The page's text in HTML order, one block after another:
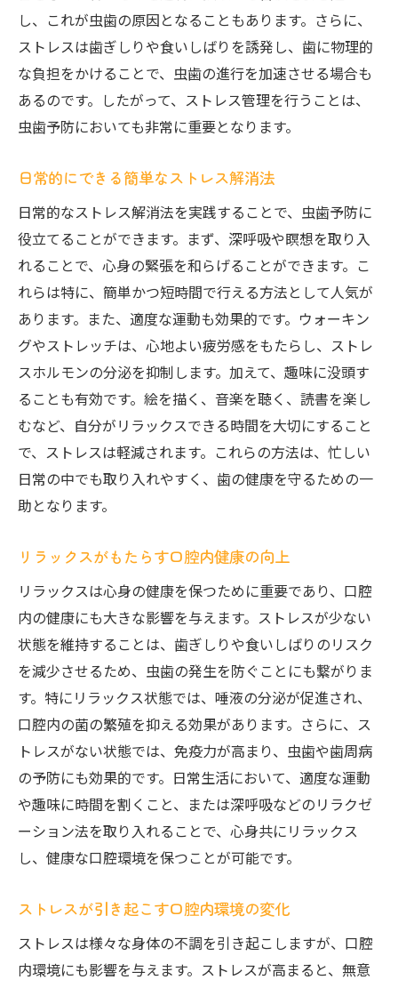
し、これが虫歯の原因となることもあります。さらに、
ストレスは歯ぎしりや食いしばりを誘発し、歯に物理的
な負担をかけることで、虫歯の進行を加速させる場合も
あるのです。したがって、ストレス管理を行うことは、
虫歯予防においても非常に重要となります。
日常的にできる簡単なストレス解消法
日常的なストレス解消法を実践することで、虫歯予防に
役立てることができます。まず、深呼吸や瞑想を取り入
れることで、心身の緊張を和らげることができます。こ
れらは特に、簡単かつ短時間で行える方法として人気が
あります。また、適度な運動も効果的です。ウォーキン
グやストレッチは、心地よい疲労感をもたらし、ストレ
スホルモンの分泌を抑制します。加えて、趣味に没頭す
ることも有効です。絵を描く、音楽を聴く、読書を楽し
むなど、自分がリラックスできる時間を大切にすること
で、ストレスは軽減されます。これらの方法は、忙しい
日常の中でも取り入れやすく、歯の健康を守るための一
助となります。
リラックスがもたらす口腔内健康の向上
リラックスは心身の健康を保つために重要であり、口腔
内の健康にも大きな影響を与えます。ストレスが少ない
状態を維持することは、歯ぎしりや食いしばりのリスク
を減少させるため、虫歯の発生を防ぐことにも繋がりま
す。特にリラックス状態では、唾液の分泌が促進され、
口腔内の菌の繁殖を抑える効果があります。さらに、ス
トレスがない状態では、免疫力が高まり、虫歯や歯周病
の予防にも効果的です。日常生活において、適度な運動
や趣味に時間を割くこと、または深呼吸などのリラクゼ
ーション法を取り入れることで、心身共にリラックス
し、健康な口腔環境を保つことが可能です。
ストレスが引き起こす口腔内環境の変化
ストレスは様々な身体の不調を引き起こしますが、口腔
内環境にも影響を与えます。ストレスが高まると、無意